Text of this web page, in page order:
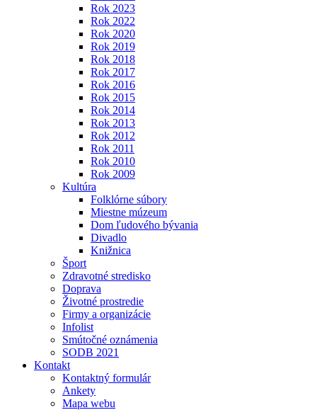
Rok 2023
Rok 2022
Rok 2020
Rok 2019
Rok 2018
Rok 2017
Rok 2016
Rok 2015
Rok 2014
Rok 2013
Rok 2012
Rok 2011
Rok 2010
Rok 2009
Kultúra
Folklórne súbory
Miestne múzeum
Dom ľudového bývania
Divadlo
Knižnica
Šport
Zdravotné stredisko
Doprava
Životné prostredie
Firmy a organizácie
Infolist
Smútočné oznámenia
SODB 2021
Kontakt
Kontaktný formulár
Ankety
Mapa webu